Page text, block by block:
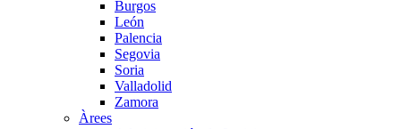
Burgos
León
Palencia
Segovia
Soria
Valladolid
Zamora
Àrees